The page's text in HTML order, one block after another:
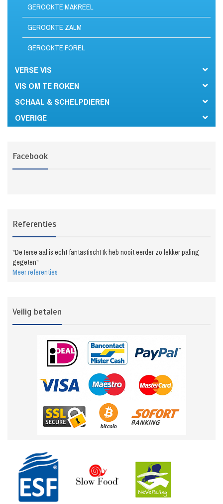
GEROOKTE MAKREEL
GEROOKTE ZALM
GEROOKTE FOREL
VERSE VIS
VIS OM TE ROKEN
SCHAAL & SCHELPDIEREN
OVERIGE
Facebook
Referenties
"De Ierse aal is echt fantastisch! Ik heb nooit eerder zo lekker paling
gegeten"
Meer referenties
Veilig betalen